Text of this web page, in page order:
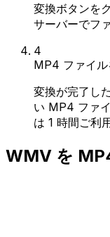
変換ボタンを
サーバーでフ
4
MP4 ファイル
変換が完了し
い MP4 ファ
は 1 時間ご利
WMV を